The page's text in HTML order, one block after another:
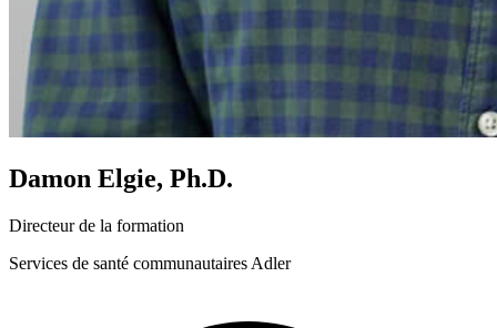
Damon Elgie, Ph.D.
Directeur de la formation
Services de santé communautaires Adler